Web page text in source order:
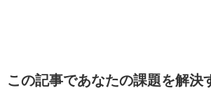
この記事であなたの課題を解決